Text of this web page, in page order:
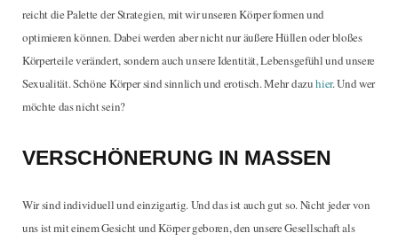
reicht die Palette der Strategien, mit wir unseren Körper formen und
optimieren können. Dabei werden aber nicht nur äußere Hüllen oder bloßes
Körperteile verändert, sondern auch unsere Identität, Lebensgefühl und unsere
Sexualität. Schöne Körper sind sinnlich und erotisch. Mehr dazuhier. Und wer
möchte das nicht sein?
VERSCHÖNERUNG IN MASSEN
Wir sind individuell und einzigartig. Und das ist auch gut so. Nicht jeder von
uns ist mit einem Gesicht und Körper geboren, den unsere Gesellschaft als